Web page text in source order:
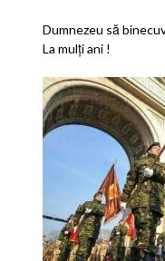
Dumnezeu să
La mulţi ani !